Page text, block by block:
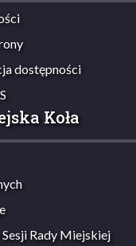
dostępności
Koła
Rady Miejskiej